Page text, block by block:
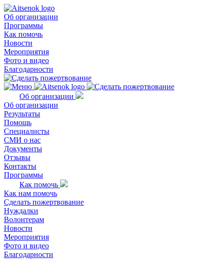
Об организации
Программы
Как помочь
Новости
Мероприятия
Фото и видео
Благодарности
Об организации
Об организации
Результаты
Помощь
Специалисты
СМИ о нас
Документы
Отзывы
Контакты
Программы
Как помочь
Как нам помочь
Сделать пожертвование
Нуждалки
Волонтерам
Новости
Мероприятия
Фото и видео
Благодарности